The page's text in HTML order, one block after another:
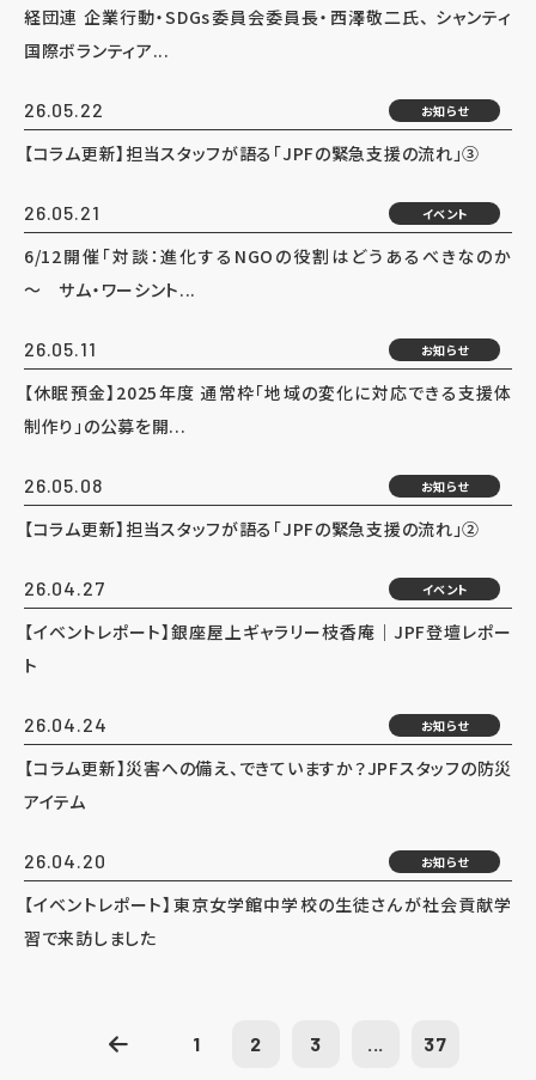
経団連 企業行動・SDGs委員会委員長・西澤敬二氏、 シャンティ
国際ボランティア...
26.05.22 お知らせ
【コラム更新】担当スタッフが語る「JPFの緊急支援の流れ」③
26.05.21 イベント
6/12開催「対談：進化するNGOの役割はどうあるべきなのか
～ サム・ワーシント...
26.05.11 お知らせ
【休眠預金】2025年度 通常枠「地域の変化に対応できる支援体
制作り」の公募を開...
26.05.08 お知らせ
【コラム更新】担当スタッフが語る「JPFの緊急支援の流れ」②
26.04.27 イベント
【イベントレポート】銀座屋上ギャラリー枝香庵｜JPF登壇レポー
ト
26.04.24 お知らせ
【コラム更新】災害への備え、できていますか？JPFスタッフの防災
アイテム
26.04.20 お知らせ
【イベントレポート】東京女学館中学校の生徒さんが社会貢献学
習で来訪しました
1 2 3 ... 37